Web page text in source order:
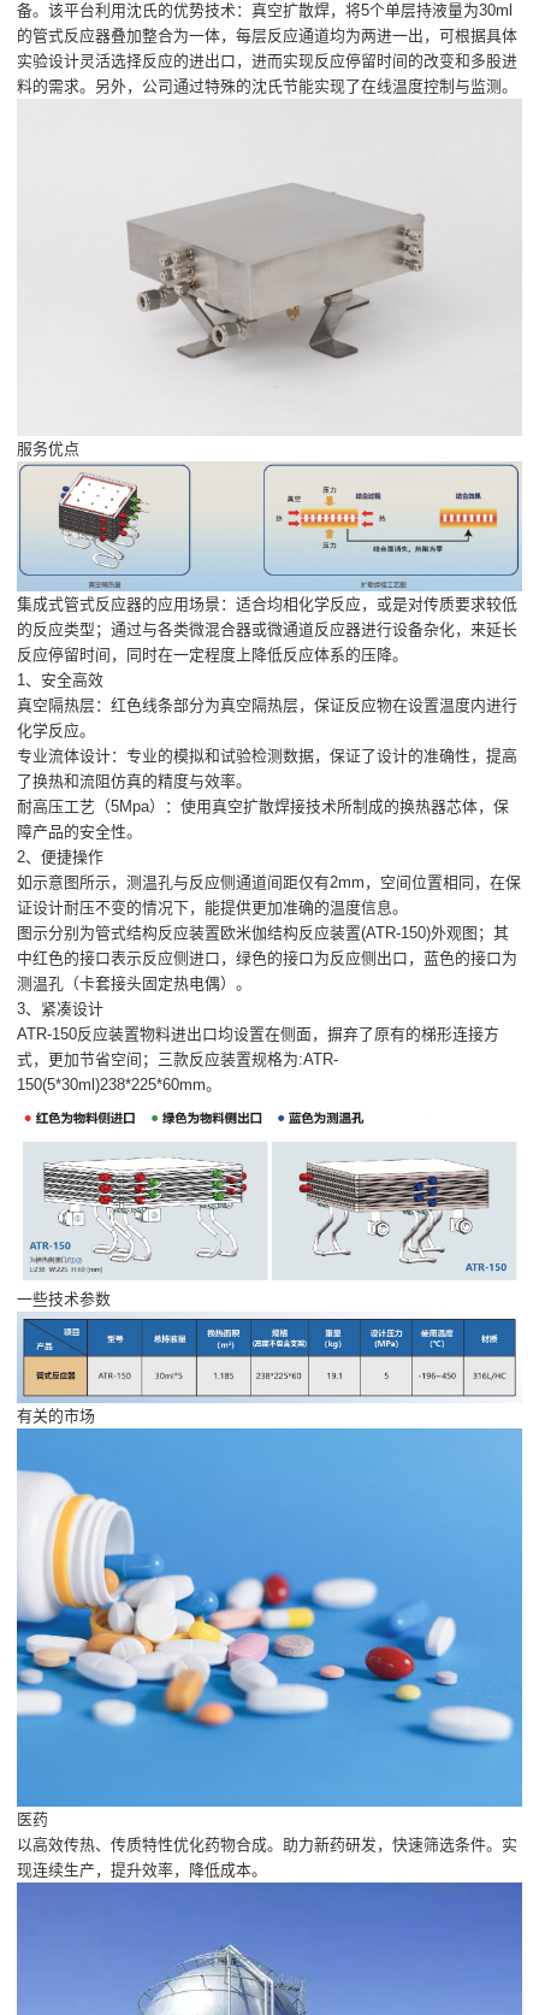
备。该平台利用沈氏的优势技术：真空扩散焊，将5个单层持液量为30ml
的管式反应器叠加整合为一体，每层反应通道均为两进一出，可根据具体
实验设计灵活选择反应的进出口，进而实现反应停留时间的改变和多股进
料的需求。另外，公司通过特殊的沈氏节能实现了在线温度控制与监测。
服务优点
集成式管式反应器的应用场景：适合均相化学反应，或是对传质要求较低
的反应类型；通过与各类微混合器或微通道反应器进行设备杂化，来延长
反应停留时间，同时在一定程度上降低反应体系的压降。
1、安全高效
真空隔热层：红色线条部分为真空隔热层，保证反应物在设置温度内进行
化学反应。
专业流体设计：专业的模拟和试验检测数据，保证了设计的准确性，提高
了换热和流阻仿真的精度与效率。
耐高压工艺（5Mpa）：使用真空扩散焊接技术所制成的换热器芯体，保
障产品的安全性。
2、便捷操作
如示意图所示，测温孔与反应侧通道间距仅有2mm，空间位置相同，在保
证设计耐压不变的情况下，能提供更加准确的温度信息。
图示分别为管式结构反应装置欧米伽结构反应装置(ATR-150)外观图；其
中红色的接口表示反应侧进口，绿色的接口为反应侧出口，蓝色的接口为
测温孔（卡套接头固定热电偶）。
3、紧凑设计
ATR-150反应装置物料进出口均设置在侧面，摒弃了原有的梯形连接方
式，更加节省空间；三款反应装置规格为:ATR-
150(5*30ml)238*225*60mm。
一些技术参数
有关的市场
医药
以高效传热、传质特性优化药物合成。助力新药研发，快速筛选条件。实
现连续生产，提升效率，降低成本。